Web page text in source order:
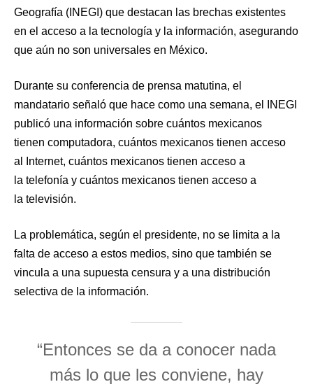
Geografía (INEGI) que destacan las brechas existentes
en el acceso a la tecnología y la información, asegurando
que aún no son universales en México.
Durante su conferencia de prensa matutina, el
mandatario señaló que hace como una semana, el INEGI
publicó una información sobre cuántos mexicanos
tienen computadora, cuántos mexicanos tienen acceso
al Internet, cuántos mexicanos tienen acceso a
la telefonía y cuántos mexicanos tienen acceso a
la televisión.
La problemática, según el presidente, no se limita a la
falta de acceso a estos medios, sino que también se
vincula a una supuesta censura y a una distribución
selectiva de la información.
“Entonces se da a conocer nada
más lo que les conviene, hay